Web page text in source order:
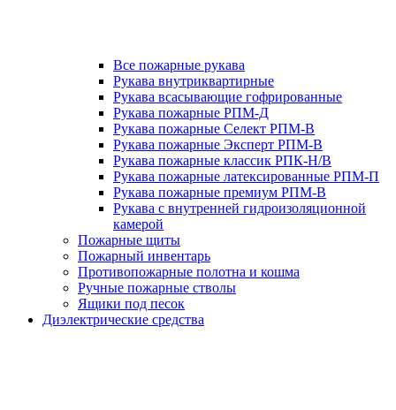
Все пожарные рукава
Рукава внутриквартирные
Рукава всасывающие гофрированные
Рукава пожарные РПМ-Д
Рукава пожарные Селект РПМ-В
Рукава пожарные Эксперт РПМ-В
Рукава пожарные классик РПК-Н/В
Рукава пожарные латексированные РПМ-П
Рукава пожарные премиум РПМ-В
Рукава с внутренней гидроизоляционной
камерой
Пожарные щиты
Пожарный инвентарь
Противопожарные полотна и кошма
Ручные пожарные стволы
Ящики под песок
Диэлектрические средства